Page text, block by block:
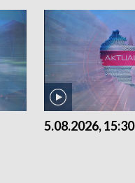
5.08.2026, 15:30